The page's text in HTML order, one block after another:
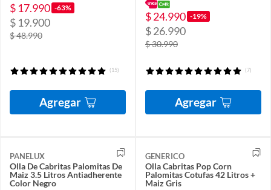
$ 17.990 -63%
$ 19.900
$ 48.990
(15)
Agregar
$ 24.990 -19%
$ 26.990
$ 30.990
(7)
Agregar
PANELUX
Olla De Cabritas Palomitas De
Maiz 3.5 Litros Antiadherente
Color Negro
GENERICO
Olla Cabritas Pop Corn
Palomitas Cotufas 42 Litros +
Maiz Gris